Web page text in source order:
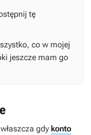
tę
co w mojej
jeszcze mam go
gdy konto